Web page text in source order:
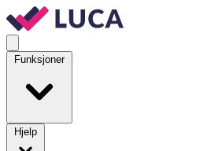
Funksjoner
Hjelp